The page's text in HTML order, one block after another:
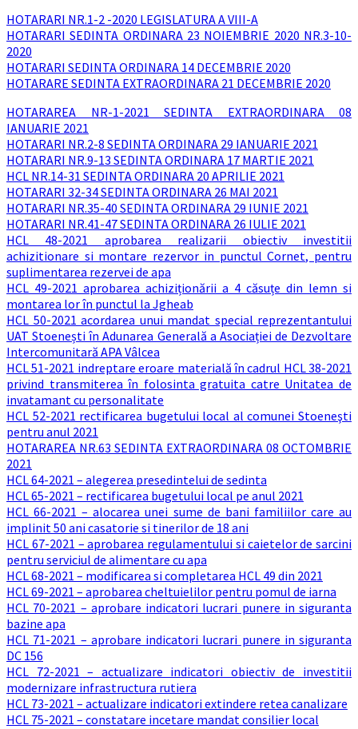
HOTARARI NR.1-2 -2020 LEGISLATURA A VIII-A
HOTARARI SEDINTA ORDINARA 23 NOIEMBRIE 2020 NR.3-10-
2020
HOTARARI SEDINTA ORDINARA 14 DECEMBRIE 2020
HOTARARE SEDINTA EXTRAORDINARA 21 DECEMBRIE 2020
HOTARAREA NR-1-2021 SEDINTA EXTRAORDINARA 08
IANUARIE 2021
HOTARARI NR.2-8 SEDINTA ORDINARA 29 IANUARIE 2021
HOTARARI NR.9-13 SEDINTA ORDINARA 17 MARTIE 2021
HCL NR.14-31 SEDINTA ORDINARA 20 APRILIE 2021
HOTARARI 32-34 SEDINTA ORDINARA 26 MAI 2021
HOTARARI NR.35-40 SEDINTA ORDINARA 29 IUNIE 2021
HOTARARI NR.41-47 SEDINTA ORDINARA 26 IULIE 2021
HCL 48-2021 aprobarea realizarii obiectiv investitii
achizitionare si montare rezervor in punctul Cornet, pentru
suplimentarea rezervei de apa
HCL 49-2021 aprobarea achiziționării a 4 căsuțe din lemn si
montarea lor în punctul la Jgheab
HCL 50-2021 acordarea unui mandat special reprezentantului
UAT Stoenești în Adunarea Generală a Asociației de Dezvoltare
Intercomunitară APA Vâlcea
HCL 51-2021 indreptare eroare materială în cadrul HCL 38-2021
privind transmiterea în folosinta gratuita catre Unitatea de
invatamant cu personalitate
HCL 52-2021 rectificarea bugetului local al comunei Stoeneşti
pentru anul 2021
HOTARAREA NR.63 SEDINTA EXTRAORDINARA 08 OCTOMBRIE
2021
HCL 64-2021 – alegerea presedintelui de sedinta
HCL 65-2021 – rectificarea bugetului local pe anul 2021
HCL 66-2021 – alocarea unei sume de bani familiilor care au
implinit 50 ani casatorie si tinerilor de 18 ani
HCL 67-2021 – aprobarea regulamentului si caietelor de sarcini
pentru serviciul de alimentare cu apa
HCL 68-2021 – modificarea si completarea HCL 49 din 2021
HCL 69-2021 – aprobarea cheltuielilor pentru pomul de iarna
HCL 70-2021 – aprobare indicatori lucrari punere in siguranta
bazine apa
HCL 71-2021 – aprobare indicatori lucrari punere in siguranta
DC 156
HCL 72-2021 – actualizare indicatori obiectiv de investitii
modernizare infrastructura rutiera
HCL 73-2021 – actualizare indicatori extindere retea canalizare
HCL 75-2021 – constatare incetare mandat consilier local